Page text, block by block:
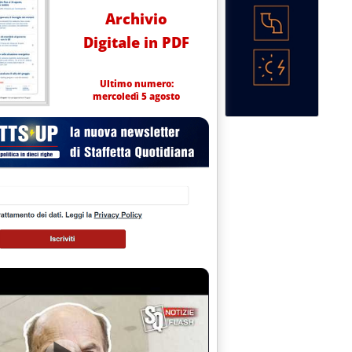
Archivio
Digitale in PDF
Ultimo numero:
mercoledì 5 agosto